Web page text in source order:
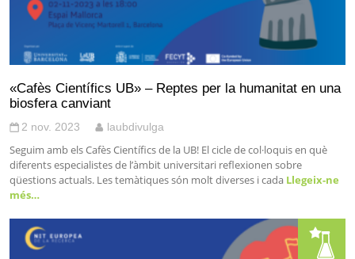
«Cafès Científics UB» – Reptes per la humanitat en una
biosfera canviant
2 nov. 2023 laubdivulga
Seguim amb els Cafès Científics de la UB! El cicle de col·loquis en què
diferents especialistes de l’àmbit universitari reflexionen sobre
qüestions actuals. Les temàtiques són molt diverses i cada Llegeix-ne
més…